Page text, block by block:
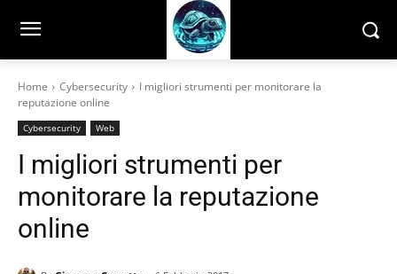
Home Cybersecurity
I migliori strumenti per monitorare la
reputazione online
Cybersecurity Web
I migliori strumenti per
monitorare la reputazione
online